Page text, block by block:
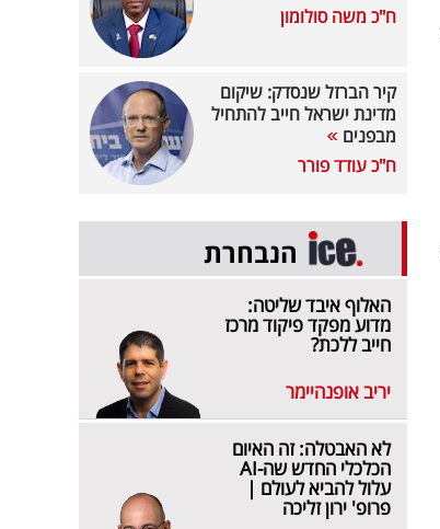
ח"כ משה סולומון
קיר הברזל שנסדק: שיקום
מדינת ישראל חייב להתחיל
מבפנים
ח"כ עודד פורר
הנבחרת
האלוף איבד שליטה:
מדוע מפקד פיקוד מרכז
חייב ללכת?
יריב אופנהיימר
לא האבטלה: זה האיום
הכלכלי החדש שה-AI
עלול להביא לעולם |
פרופ' ירון זליכה